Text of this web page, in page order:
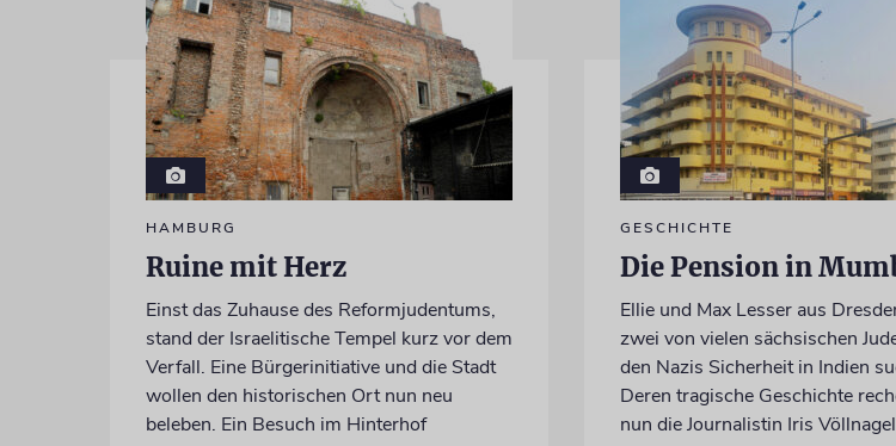
HAMBURG
Ruine mit Herz
Einst das Zuhause des Reformjudentums,
stand der Israelitische Tempel kurz vor dem
Verfall. Eine Bürgerinitiative und die Stadt
wollen den historischen Ort nun neu
beleben. Ein Besuch im Hinterhof
GESCHICHTE
Die Pension in
Ellie und Max Lesser aus
zwei von vielen sächsischen
den Nazis Sicherheit in Indien
Deren tragische Geschichte
nun die Journalistin Iris Völlnagel